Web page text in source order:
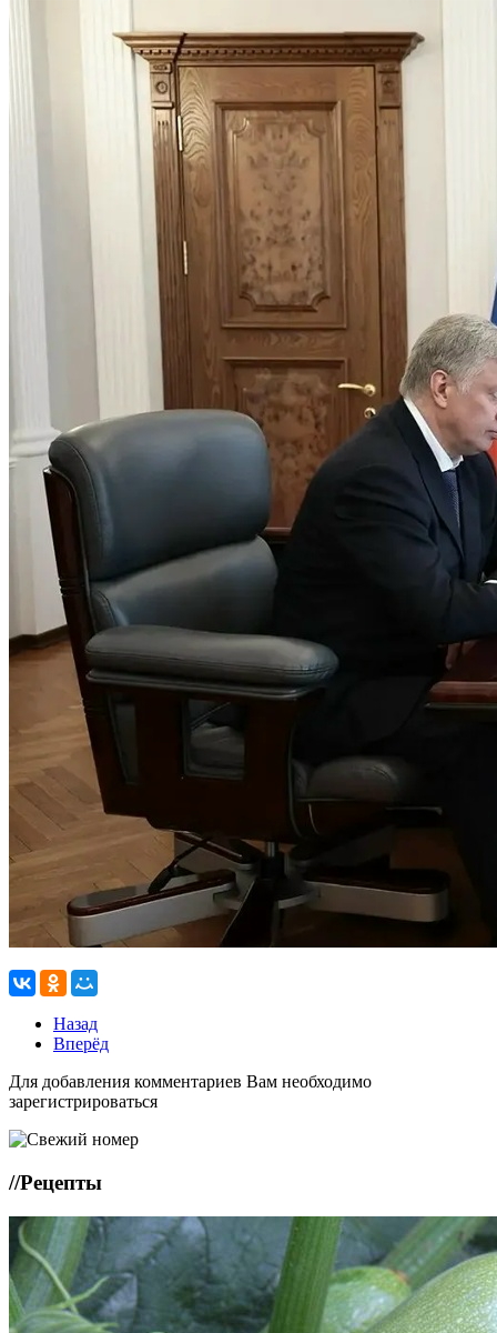
Назад
Вперёд
Для добавления комментариев Вам необходимо
зарегистрироваться
//Рецепты